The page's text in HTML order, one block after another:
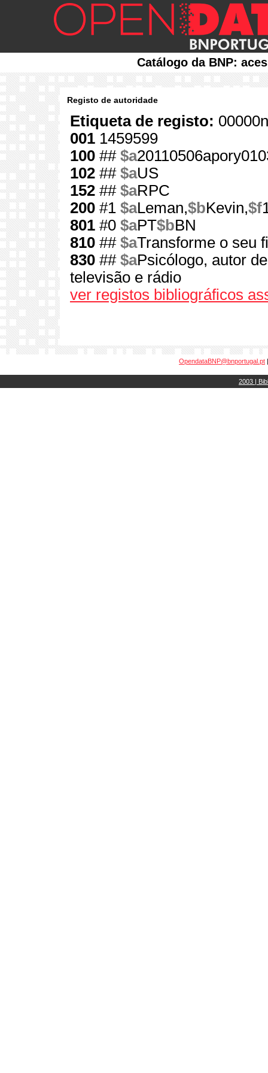
Catálogo da BNP:
Registo de autoridade
Etiqueta de registo:
001 1459599
100 ## $a
102 ## $aUS
152 ## $aRPC
200 #1 $aLeman,$bKevin,$f
801 #0 $aPT$bBN
810 ## $aTransforme o seu
830 ## $aPsicólogo, autor
televisão e rádio
ver registos bibliográficos
OpendataBNP@bnportugal.pt
2003 |